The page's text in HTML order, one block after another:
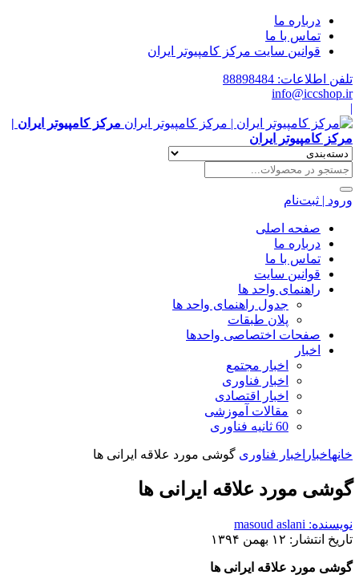
درباره ما
تماس با ما
قوانین سایت مرکز کامپیوتر ایران
تلفن اطلاعات: 88898484
info@iccshop.ir
|
مرکز کامپیوتر ایران |
مرکز کامپیوتر ایران
ورود | ثبت‌نام
صفحه اصلی
درباره ما
تماس با ما
قوانین سایت
راهنمای واحد ها
جدول راهنمای واحد ها
پلان طبقات
صفحات اختصاصی واحدها
اخبار
اخبار مجتمع
اخبار فناوری
اخبار اقتصادی
مقالات آموزشی
60 ثانیه فناوری
خانهاخبار اخبار فناوری گوشی مورد علاقه ایرانی ها
گوشی مورد علاقه ایرانی ها
نویسنده: masoud aslani
تاریخ انتشار: ۱۲ بهمن ۱۳۹۴
گوشی مورد علاقه ایرانی ها